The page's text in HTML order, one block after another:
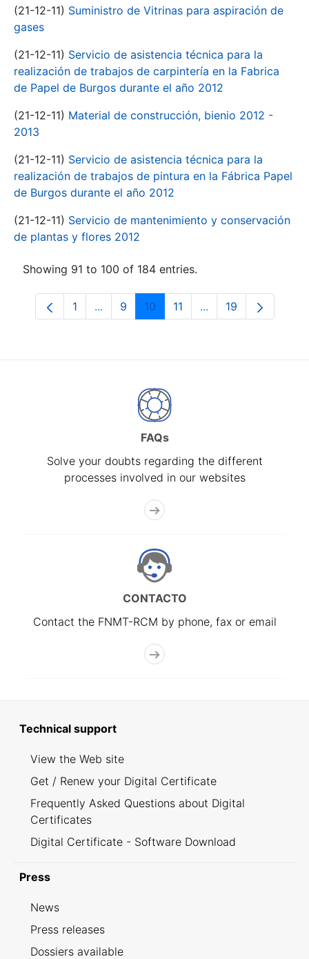
(21-12-11) Suministro de Vitrinas para aspiración de
gases
(21-12-11) Servicio de asistencia técnica para la
realización de trabajos de carpintería en la Fabrica
de Papel de Burgos durante el año 2012
(21-12-11) Material de construcción, bienio 2012 -
2013
(21-12-11) Servicio de asistencia técnica para la
realización de trabajos de pintura en la Fábrica Papel
de Burgos durante el año 2012
(21-12-11) Servicio de mantenimiento y conservación
de plantas y flores 2012
Showing 91 to 100 of 184 entries.
Page
1 ...Intermediate Pages Use TAB to
Page
9 Page
10 Page
11 ...Intermediate Pages
Page
19
FAQs
Solve your doubts regarding the different
processes involved in our websites
CONTACTO
Contact the FNMT-RCM by phone, fax or email
Technical support
View the Web site
Get / Renew your Digital Certificate
Frequently Asked Questions about Digital
Certificates
Digital Certificate - Software Download
Press
News
Press releases
Dossiers available